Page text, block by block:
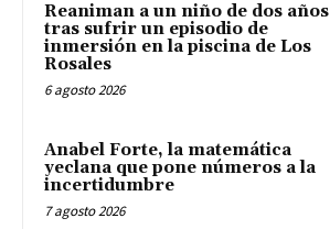
Reaniman a un niño de dos años
tras sufrir un episodio de
inmersión en la piscina de Los
Rosales
6 agosto 2026
Anabel Forte, la matemática
yeclana que pone números a la
incertidumbre
7 agosto 2026